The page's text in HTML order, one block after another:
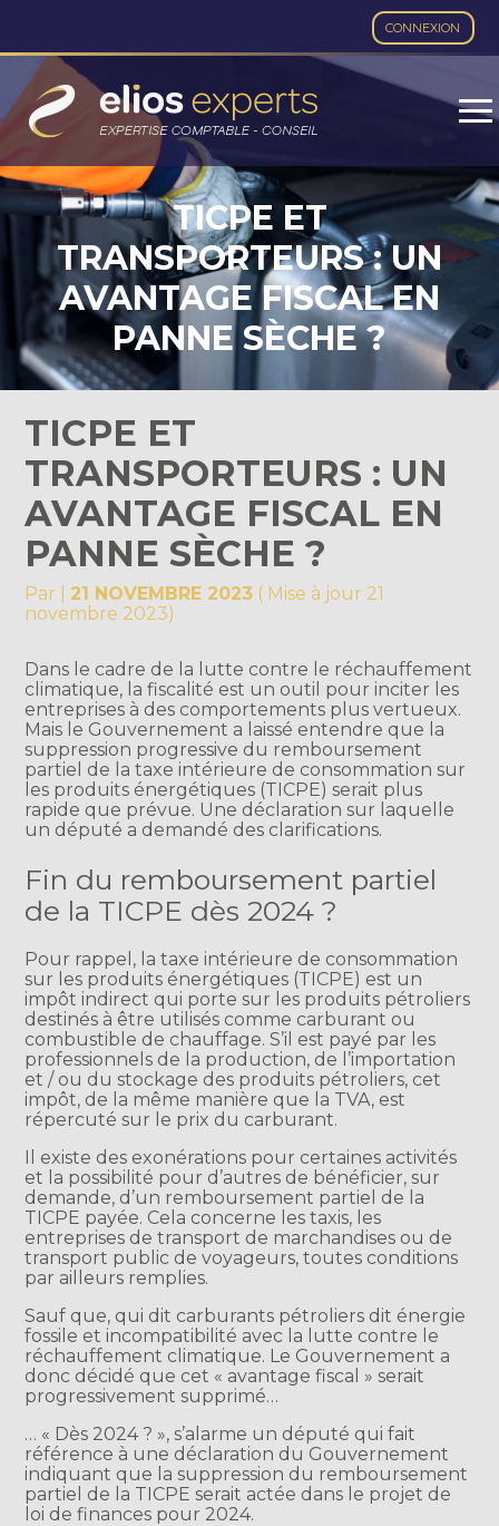
CONNEXION
Aller
contenu
TICPE ET
TRANSPORTEURS : UN
AVANTAGE FISCAL EN
PANNE SÈCHE ?
TICPE ET
TRANSPORTEURS : UN
AVANTAGE FISCAL EN
PANNE SÈCHE ?
Par 21 NOVEMBRE 2023 ( Mise à jour 21
novembre 2023)
Dans le cadre de la lutte contre le réchauffement
climatique, la fiscalité est un outil pour inciter les
entreprises à des comportements plus vertueux.
Mais le Gouvernement a laissé entendre que la
suppression progressive du remboursement
partiel de la taxe intérieure de consommation sur
les produits énergétiques (TICPE) serait plus
rapide que prévue. Une déclaration sur laquelle
un député a demandé des clarifications.
Fin du remboursement partiel
de la TICPE dès 2024 ?
Pour rappel, la taxe intérieure de consommation
sur les produits énergétiques (TICPE) est un
impôt indirect qui porte sur les produits pétroliers
destinés à être utilisés comme carburant ou
combustible de chauffage. S’il est payé par les
professionnels de la production, de l’importation
et / ou du stockage des produits pétroliers, cet
impôt, de la même manière que la TVA, est
répercuté sur le prix du carburant.
Il existe des exonérations pour certaines activités
et la possibilité pour d’autres de bénéficier, sur
demande, d’un remboursement partiel de la
TICPE payée. Cela concerne les taxis, les
entreprises de transport de marchandises ou de
transport public de voyageurs, toutes conditions
par ailleurs remplies.
Sauf que, qui dit carburants pétroliers dit énergie
fossile et incompatibilité avec la lutte contre le
réchauffement climatique. Le Gouvernement a
donc décidé que cet « avantage fiscal » serait
progressivement supprimé…
… « Dès 2024 ? », s’alarme un député qui fait
référence à une déclaration du Gouvernement
indiquant que la suppression du remboursement
partiel de la TICPE serait actée dans le projet de
loi de finances pour 2024.